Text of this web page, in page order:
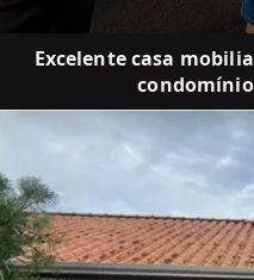
Excelente casa
condomínio